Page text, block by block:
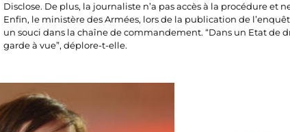
Disclose. De plus, la journaliste n’a pas accès à la procédure et
Enfin, le ministère des Armées, lors de la publication de
un souci dans la chaîne de commandement. “Dans un Etat de
garde à vue”, déplore-t-elle.